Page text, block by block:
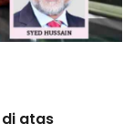
atas